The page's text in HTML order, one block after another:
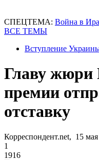
СПЕЦТЕМА: Война в
ВСЕ ТЕМЫ
Вступление
Главу жюри
премии
отставку
Корреспондент.net, 15
1
1916